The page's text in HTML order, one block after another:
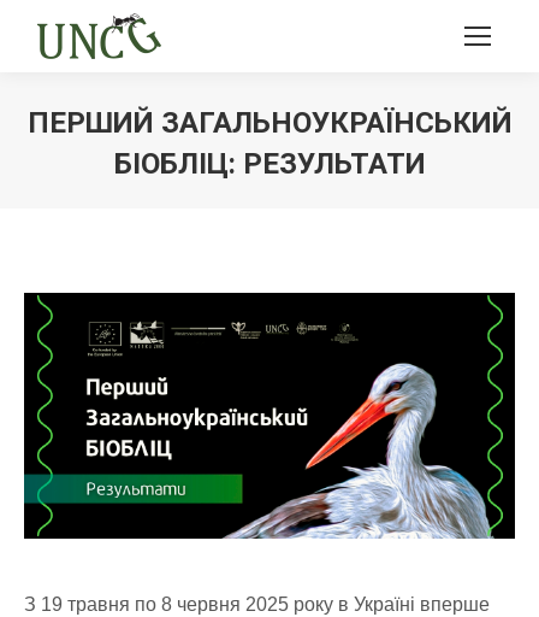
ПЕРШИЙ ЗАГАЛЬНОУКРАЇНСЬКИЙ
БІОБЛІЦ: РЕЗУЛЬТАТИ
З 19 травня по 8 червня 2025 року в Україні вперше